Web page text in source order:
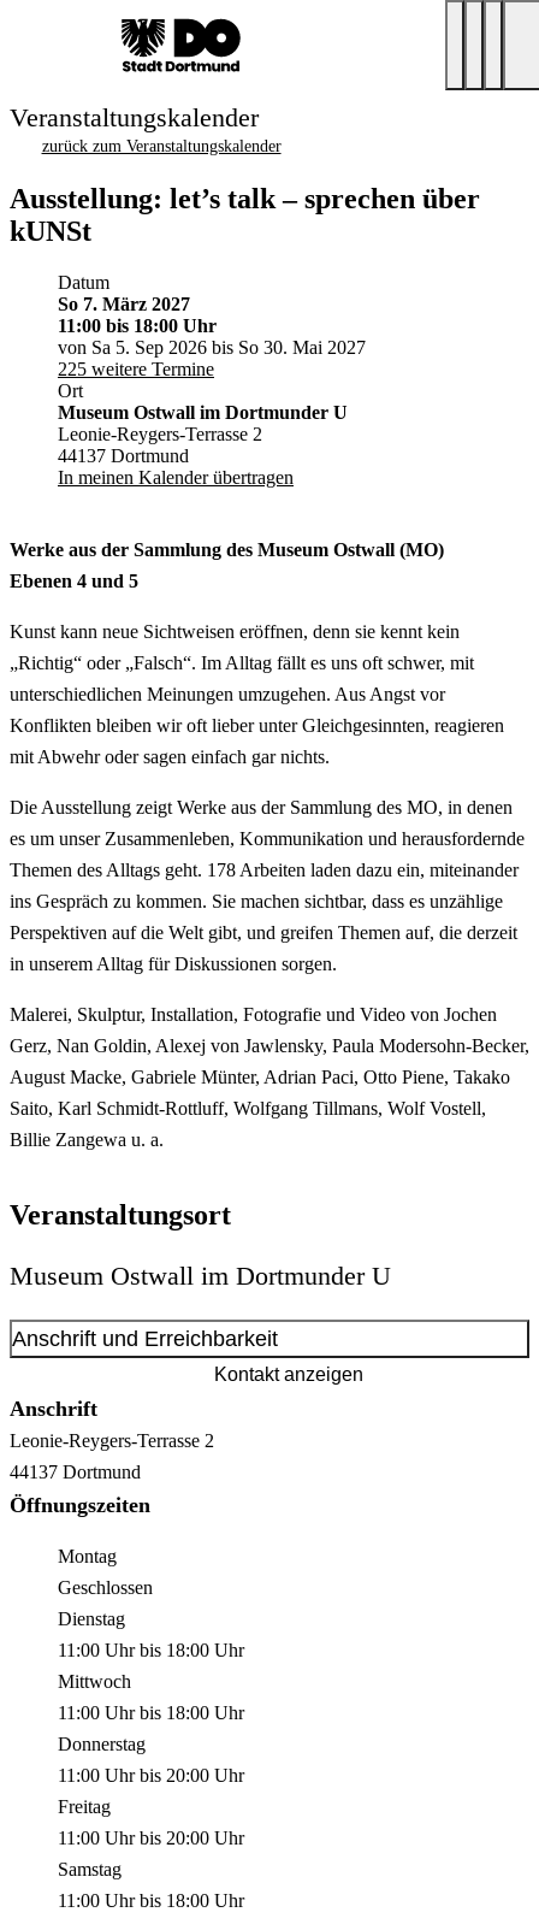
Veranstaltungskalender
zurück zum Veranstaltungskalender
Ausstellung: let’s talk – sprechen über
kUNSt
Datum
So 7. März 2027
11:00 bis 18:00 Uhr
von Sa 5. Sep 2026 bis So 30. Mai 2027
225 weitere Termine
Ort
Museum Ostwall im Dortmunder U
Leonie-Reygers-Terrasse 2
44137 Dortmund
In meinen Kalender übertragen
Werke aus der Sammlung des Museum Ostwall (MO)
Ebenen 4 und 5
Kunst kann neue Sichtweisen eröffnen, denn sie kennt kein
„Richtig“ oder „Falsch“. Im Alltag fällt es uns oft schwer, mit
unterschiedlichen Meinungen umzugehen. Aus Angst vor
Konflikten bleiben wir oft lieber unter Gleichgesinnten, reagieren
mit Abwehr oder sagen einfach gar nichts.
Die Ausstellung zeigt Werke aus der Sammlung des MO, in denen
es um unser Zusammenleben, Kommunikation und herausfordernde
Themen des Alltags geht. 178 Arbeiten laden dazu ein, miteinander
ins Gespräch zu kommen. Sie machen sichtbar, dass es unzählige
Perspektiven auf die Welt gibt, und greifen Themen auf, die derzeit
in unserem Alltag für Diskussionen sorgen.
Malerei, Skulptur, Installation, Fotografie und Video von Jochen
Gerz, Nan Goldin, Alexej von Jawlensky, Paula Modersohn-Becker,
August Macke, Gabriele Münter, Adrian Paci, Otto Piene, Takako
Saito, Karl Schmidt-Rottluff, Wolfgang Tillmans, Wolf Vostell,
Billie Zangewa u. a.
Veranstaltungsort
Museum Ostwall im Dortmunder U
Anschrift und Erreichbarkeit
Kontakt anzeigen
Anschrift
Leonie-Reygers-Terrasse 2
44137 Dortmund
Öffnungszeiten
Montag
Geschlossen
Dienstag
11:00 Uhrbis 18:00 Uhr
Mittwoch
11:00 Uhrbis 18:00 Uhr
Donnerstag
11:00 Uhrbis 20:00 Uhr
Freitag
11:00 Uhrbis 20:00 Uhr
Samstag
11:00 Uhrbis 18:00 Uhr